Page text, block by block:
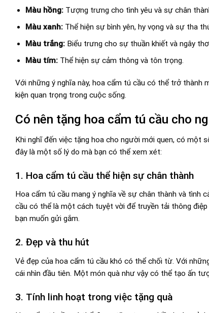
Màu hồng:Tượng trưng cho tình yêu và sự chân
Màu xanh:Thể hiện sự bình yên, hy vọng và sự tha
Màu trắng:Biểu trưng cho sự thuần khiết và ngây
Màu tím:Thể hiện sự cảm thông và tôn trọng.
Với những ý nghĩa này, hoa cẩm tú cầu có thể trở thành
kiện quan trọng trong cuộc sống.
Có nên tặng hoa cẩm tú cầu cho
Khi nghĩ đến việc tặng hoa cho người mới quen, có một
đây là một số lý do mà bạn có thể xem xét:
1. Hoa cẩm tú cầu thể hiện sự chân thành
Hoa cẩm tú cầu mang ý nghĩa về sự chân thành và tình
cầu có thể là một cách tuyệt vời để truyền tải thông
bạn muốn gửi gắm.
2. Đẹp và thu hút
Vẻ đẹp của hoa cẩm tú cầu khó có thể chối từ. Với
cái nhìn đầu tiên. Một món quà như vậy có thể tạo ấn
3. Tính linh hoạt trong việc tặng quà